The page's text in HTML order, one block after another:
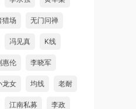
猎场 无门问禅
冯见真 K线
惠伦 李晓军
龙女 均线 老耐
江南私募 李政